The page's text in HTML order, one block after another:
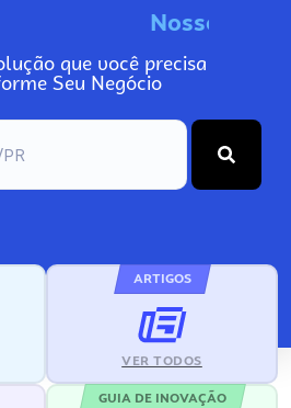
Nosso
que você precisa
Seu Negócio
ARTIGOS
VER TODOS
GUIA DE INOVAÇÃO